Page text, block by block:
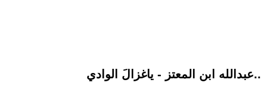
عبدالله ابن المعتز - ياغزالَ الوادي..